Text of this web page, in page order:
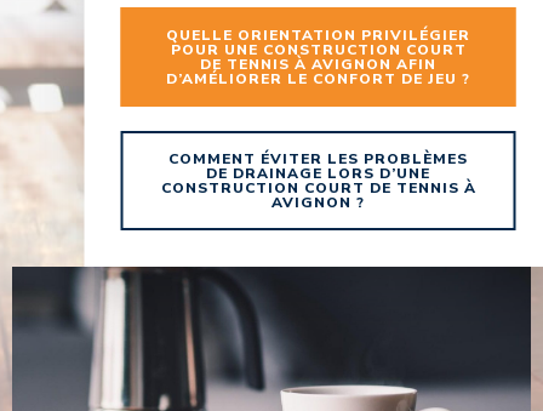
QUELLE ORIENTATION PRIVILÉGIER
POUR UNE CONSTRUCTION COURT
DE TENNIS À AVIGNON AFIN
D’AMÉLIORER LE CONFORT DE JEU ?
COMMENT ÉVITER LES PROBLÈMES
DE DRAINAGE LORS D’UNE
CONSTRUCTION COURT DE TENNIS À
AVIGNON ?